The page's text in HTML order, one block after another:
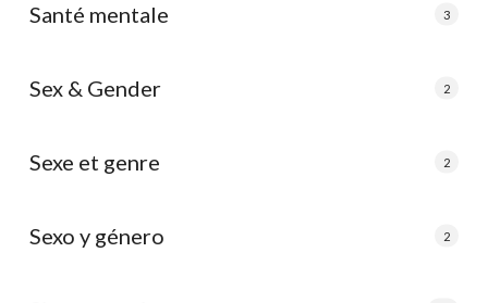
Santé mentale 3
Sex & Gender 2
Sexe et genre 2
Sexo y género 2